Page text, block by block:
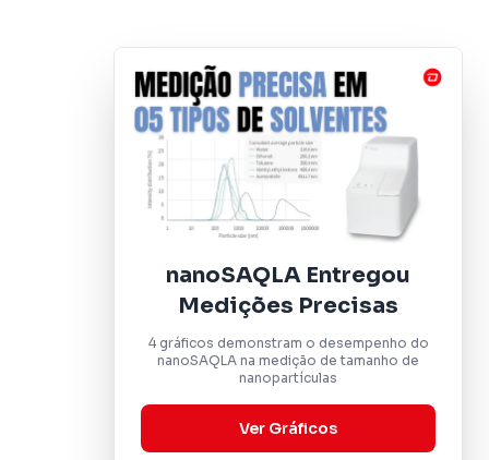
nanoSAQLA Entregou
Medições Precisas
4 gráficos demonstram o desempenho do
nanoSAQLA na medição de tamanho de
nanopartículas
Ver Gráficos